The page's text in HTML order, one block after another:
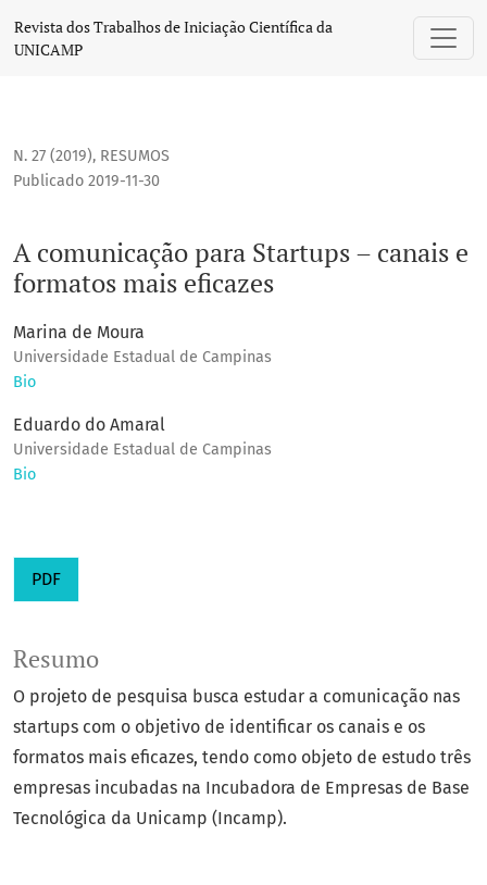
A comunicação para Startups – canais e formatos mais
Revista dos Trabalhos de Iniciação Científica da
UNICAMP
N. 27 (2019), RESUMOS
A comunicação para Startups – canais e
formatos mais eficazes
Publicado 2019-11-30
Marina de Moura
Universidade Estadual de Campinas
Bio
Eduardo do Amaral
Universidade Estadual de Campinas
Bio
PDF
Resumo
O projeto de pesquisa busca estudar a comunicação nas
startups com o objetivo de identificar os canais e os
formatos mais eficazes, tendo como objeto de estudo três
empresas incubadas na Incubadora de Empresas de Base
Tecnológica da Unicamp (Incamp).